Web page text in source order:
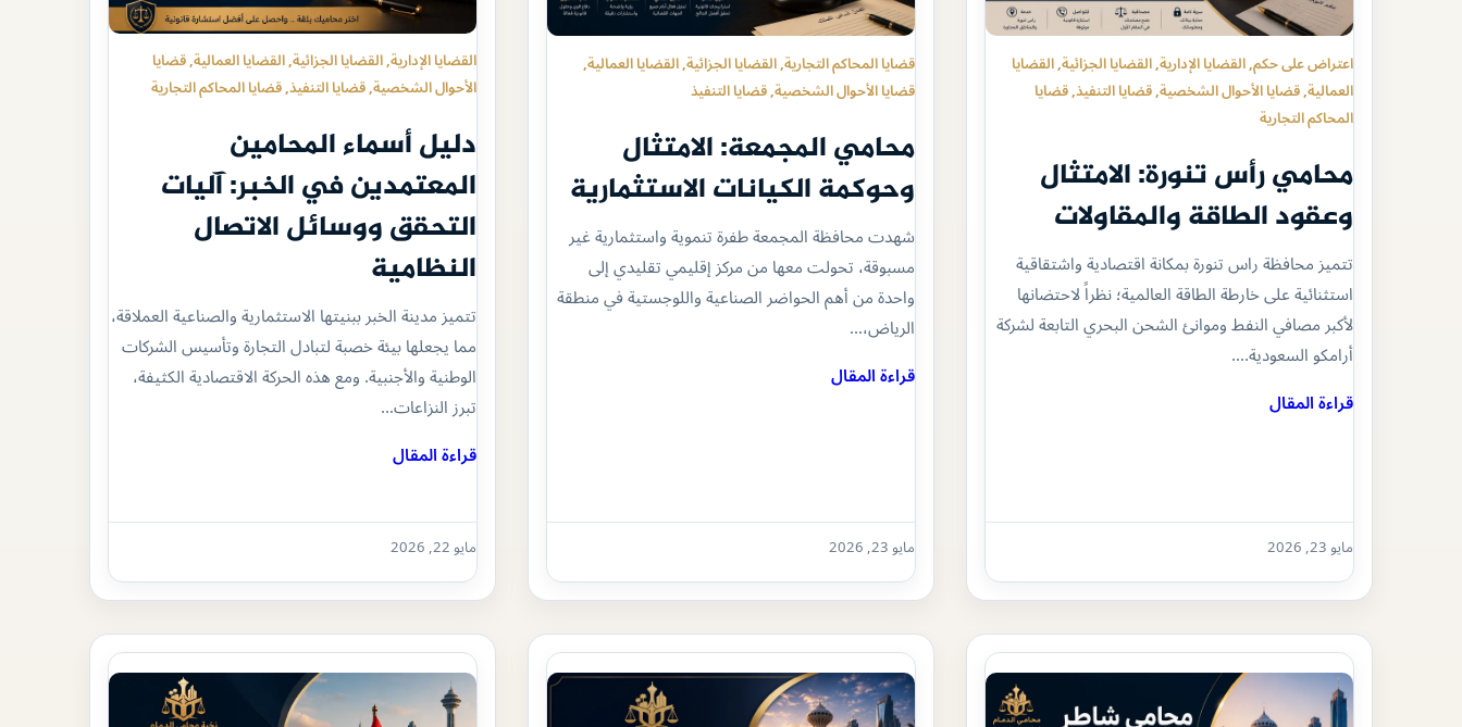
اعتراض على حكم, القضايا الإدارية, القضايا الجزائية, القضايا
العمالية, قضايا الأحوال الشخصية, قضايا التنفيذ, قضايا
المحاكم التجارية
محامي رأس تنورة: الامتثال
وعقود الطاقة والمقاولات
تتميز محافظة راس تنورة بمكانة اقتصادية واشتقاقية
استثنائية على خارطة الطاقة العالمية؛ نظراً لاحتضانها
لأكبر مصافي النفط وموانئ الشحن البحري التابعة لشركة
أرامكو السعودية.…
قراءة المقال
مايو 23, 2026
قضايا المحاكم التجارية, القضايا الجزائية, القضايا العمالية,
قضايا الأحوال الشخصية, قضايا التنفيذ
محامي المجمعة: الامتثال
وحوكمة الكيانات الاستثمارية
شهدت محافظة المجمعة طفرة تنموية واستثمارية غير
مسبوقة، تحولت معها من مركز إقليمي تقليدي إلى
واحدة من أهم الحواضر الصناعية واللوجستية في منطقة
الرياض،…
قراءة المقال
مايو 23, 2026
القضايا الإدارية, القضايا الجزائية, القضايا العمالية, قضايا
الأحوال الشخصية, قضايا التنفيذ, قضايا المحاكم التجارية
دليل أسماء المحامين
المعتمدين في الخبر: آليات
التحقق ووسائل الاتصال
النظامية
تتميز مدينة الخبر ببنيتها الاستثمارية والصناعية العملاقة،
مما يجعلها بيئة خصبة لتبادل التجارة وتأسيس الشركات
الوطنية والأجنبية. ومع هذه الحركة الاقتصادية الكثيفة،
تبرز النزاعات…
قراءة المقال
مايو 22, 2026